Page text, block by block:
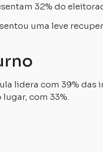
32% do
uma leve
lidera com 39% das
com 33%.